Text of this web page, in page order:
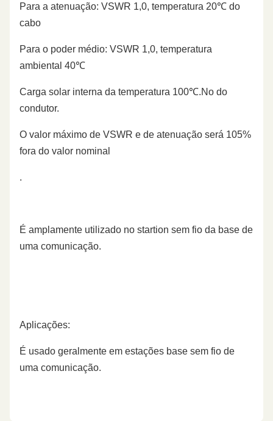
Para a atenuação: VSWR 1,0, temperatura 20℃ do
cabo
Para o poder médio: VSWR 1,0, temperatura
ambiental 40℃
Carga solar interna da temperatura 100℃.No do
condutor.
O valor máximo de VSWR e de atenuação será 105%
fora do valor nominal
.
É amplamente utilizado no startion sem fio da base de
uma comunicação.
Aplicações:
É usado geralmente em estações base sem fio de
uma comunicação.